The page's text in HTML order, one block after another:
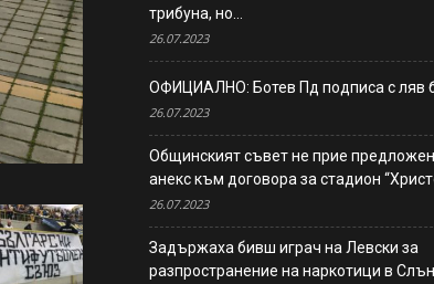
трибуна, но…
26.07.2023
ОФИЦИАЛНО: Ботев Пд подписа с ляв
26.07.2023
Общинският съвет не прие
анекс към договора за стадион
26.07.2023
Задържаха бивш играч на Левски за
разпространение на наркотици в